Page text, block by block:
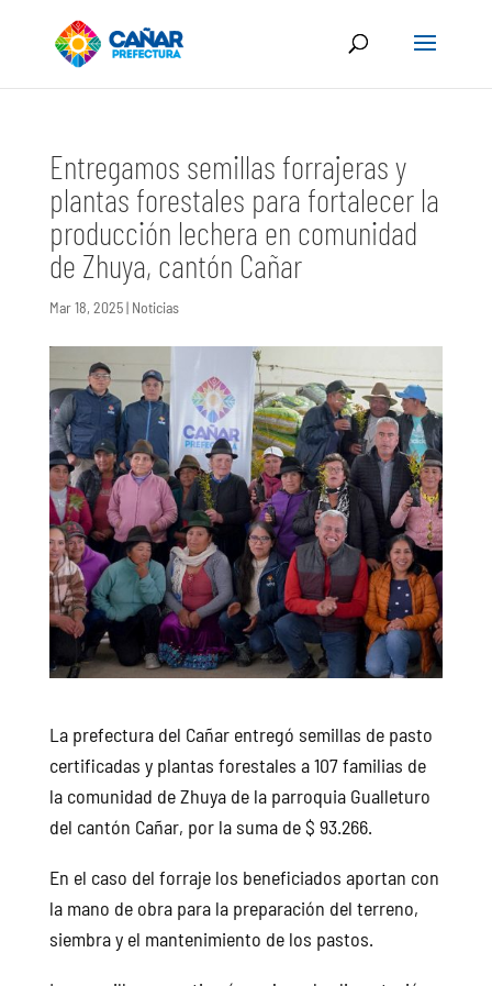
Entregamos semillas forrajeras y
plantas forestales para fortalecer la
producción lechera en comunidad
de Zhuya, cantón Cañar
Mar 18, 2025| Noticias
La prefectura del Cañar entregó semillas de pasto
certificadas y plantas forestales a 107 familias de
la comunidad de Zhuya de la parroquia Gualleturo
del cantón Cañar, por la suma de $ 93.266.
En el caso del forraje los beneficiados aportan con
la mano de obra para la preparación del terreno,
siembra y el mantenimiento de los pastos.